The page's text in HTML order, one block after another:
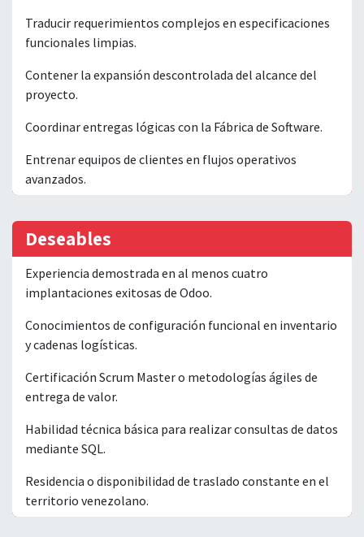
Traducir requerimientos complejos en especificaciones
funcionales limpias.
Contener la expansión descontrolada del alcance del
proyecto.
Coordinar entregas lógicas con la Fábrica de Software.
Entrenar equipos de clientes en flujos operativos
avanzados.
Deseables
Experiencia demostrada en al menos cuatro
implantaciones exitosas de Odoo.
Conocimientos de configuración funcional en inventario
y cadenas logísticas.
Certificación Scrum Master o metodologías ágiles de
entrega de valor.
Habilidad técnica básica para realizar consultas de datos
mediante SQL.
Residencia o disponibilidad de traslado constante en el
territorio venezolano.